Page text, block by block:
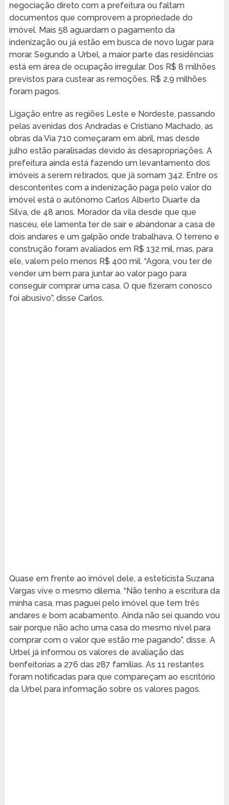
negociação direto com a prefeitura ou faltam
documentos que comprovem a propriedade do
imóvel. Mais 58 aguardam o pagamento da
indenização ou já estão em busca de novo lugar para
morar. Segundo a Urbel, a maior parte das residências
está em área de ocupação irregular. Dos R$ 8 milhões
previstos para custear as remoções, R$ 2,9 milhões
foram pagos.
Ligação entre as regiões Leste e Nordeste, passando
pelas avenidas dos Andradas e Cristiano Machado, as
obras da Via 710 começaram em abril, mas desde
julho estão paralisadas devido às desapropriações. A
prefeitura ainda está fazendo um levantamento dos
imóveis a serem retirados, que já somam 342. Entre os
descontentes com a indenização paga pelo valor do
imóvel está o autônomo Carlos Alberto Duarte da
Silva, de 48 anos. Morador da vila desde que que
nasceu, ele lamenta ter de sair e abandonar a casa de
dois andares e um galpão onde trabalhava. O terreno e
construção foram avaliados em R$ 132 mil, mas, para
ele, valem pelo menos R$ 400 mil. “Agora, vou ter de
vender um bem para juntar ao valor pago para
conseguir comprar uma casa. O que fizeram conosco
foi abusivo”, disse Carlos.
Quase em frente ao imóvel dele, a esteticista Suzana
Vargas vive o mesmo dilema. “Não tenho a escritura da
minha casa, mas paguei pelo imóvel que tem três
andares e bom acabamento. Ainda não sei quando vou
sair porque não acho uma casa do mesmo nível para
comprar com o valor que estão me pagando”, disse. A
Urbel já informou os valores de avaliação das
benfeitorias a 276 das 287 famílias. As 11 restantes
foram notificadas para que compareçam ao escritório
da Urbel para informação sobre os valores pagos.